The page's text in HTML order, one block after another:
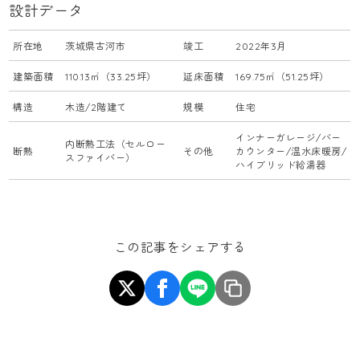
設計データ
所在地 茨城県古河市 竣工 2022年3月
建築面積 110.13㎡（33.25坪） 延床面積 169.75㎡（51.25坪）
構造 木造/2階建て 規模 住宅
断熱
内断熱工法（セルロー
スファイバー）
その他
インナーガレージ/バー
カウンター/温水床暖房/
ハイブリッド給湯器
この記事をシェアする